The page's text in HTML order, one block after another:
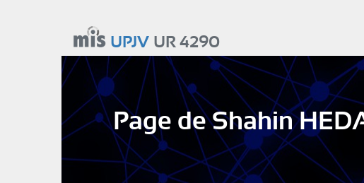
UPJVUR 4290
Page de Shahin